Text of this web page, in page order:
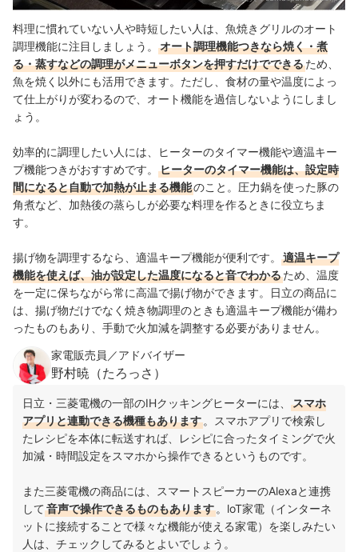
料理に慣れていない人や時短したい人は、魚焼きグリルのオート
調理機能に注目しましょう。
オート調理機能つきなら焼く・煮
る・蒸すなどの調理がメニューボタンを押すだけでできるため、
魚を焼く以外にも活用できます。ただし、食材の量や温度によっ
て仕上がりが変わるので、オート機能を過信しないようにしまし
ょう。
効率的に調理したい人には、ヒーターのタイマー機能や適温キー
プ機能つきがおすすめです。
ヒーターのタイマー機能は、設定時
間になると自動で加熱が止まる機能のこと。圧力鍋を使った豚の
角煮など、加熱後の蒸らしが必要な料理を作るときに役立ちま
す。
揚げ物を調理するなら、適温キープ機能が便利です。
適温キープ
機能を使えば、油が設定した温度になると音でわかるため、温度
を一定に保ちながら常に高温で揚げ物ができます。日立の商品に
は、揚げ物だけでなく焼き物調理のときも適温キープ機能が備わ
ったものもあり、手動で火加減を調整する必要がありません。
家電販売員／アドバイザー
野村暁（たろっさ）
日立・三菱電機の一部のIHクッキングヒーターには、
スマホ
アプリと連動できる機種もあります。スマホアプリで検索し
たレシピを本体に転送すれば、レシピに合ったタイミングで火
加減・時間設定をスマホから操作できるというものです。
また三菱電機の商品には、スマートスピーカーのAlexaと連携
して音声で操作できるものもあります。loT家電（インターネ
ットに接続することで様々な機能が使える家電）を楽しみたい
人は、チェックしてみるとよいでしょう。